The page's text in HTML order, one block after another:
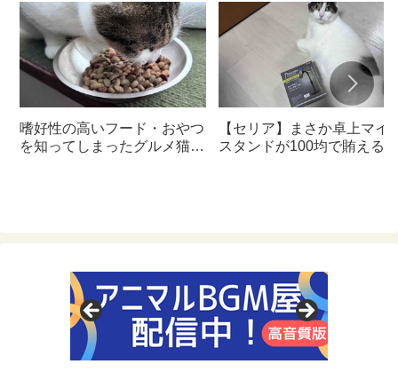
嗜好性の高いフード・おやつ
を知ってしまったグルメ猫の
【セリア】まさか卓上マイ
スタンドが100均で賄えるな